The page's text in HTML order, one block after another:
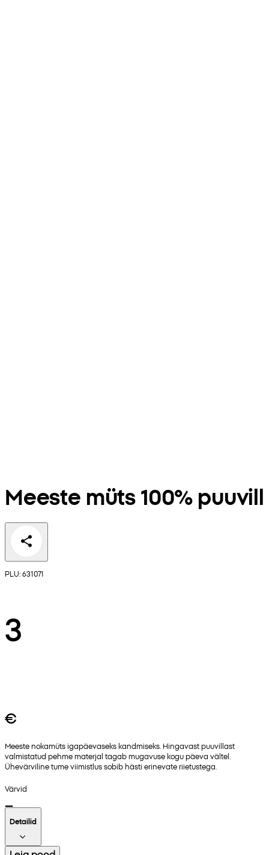
Meeste müts 100% puuvill
PLU: 631071
3
€
Meeste nokamüts igapäevaseks kandmiseks. Hingavast puuvillast
valmistatud pehme materjal tagab mugavuse kogu päeva vältel.
Ühevärviline tume viimistlus sobib hästi erinevate riietustega.
Värvid
Detailid